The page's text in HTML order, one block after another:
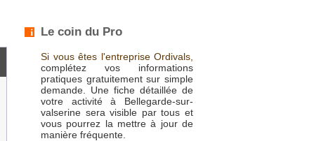
Le coin du Pro
Si vous êtes l'entreprise Ordivals,
complétez vos informations
pratiques gratuitement sur simple
demande. Une fiche détaillée de
votre activité à Bellegarde-sur-
valserine sera visible par tous et
vous pourrez la mettre à jour de
manière fréquente.